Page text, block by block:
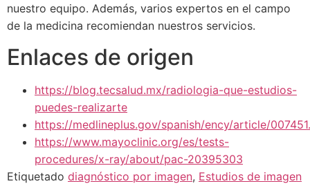
nuestro equipo. Además, varios expertos en el campo
de la medicina recomiendan nuestros servicios.
Enlaces de origen
https://blog.tecsalud.mx/radiologia-que-estudios-
puedes-realizarte
https://medlineplus.gov/spanish/ency/article/
https://www.mayoclinic.org/es/tests-
procedures/x-ray/about/pac-20395303
Etiquetado diagnóstico por imagen, Estudios de imagen